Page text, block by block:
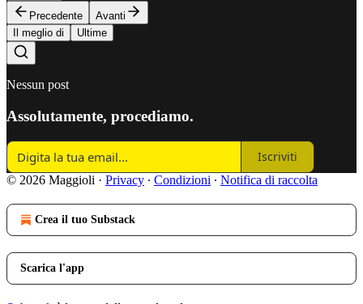
Precedente
Avanti
Il meglio di
Ultime
Nessun post
Assolutamente, procediamo.
Iscriviti
© 2026 Maggioli · Privacy ∙ Condizioni ∙ Notifica di raccolta
Crea il tuo Substack
Scarica l'app